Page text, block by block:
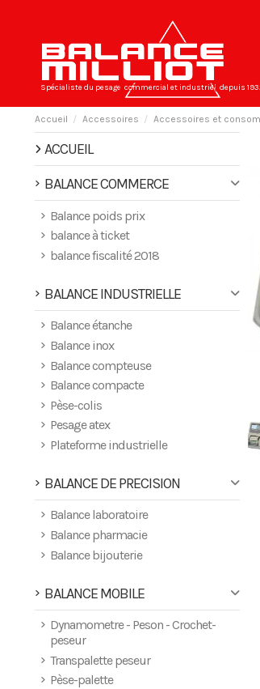
Spécialiste du pesage commercial et industriel depuis
Accueil Accessoires Accessoires et
ACCUEIL
BALANCE COMMERCE
Balance poids prix
balance à ticket
balance fiscalité 2018
BALANCE INDUSTRIELLE
Balance étanche
Balance inox
Balance compteuse
Balance compacte
Pèse-colis
Pesage atex
Plateforme industrielle
BALANCE DE PRECISION
Balance laboratoire
Balance pharmacie
Balance bijouterie
BALANCE MOBILE
Dynamometre - Peson - Crochet-
peseur
Transpalette peseur
Pèse-palette